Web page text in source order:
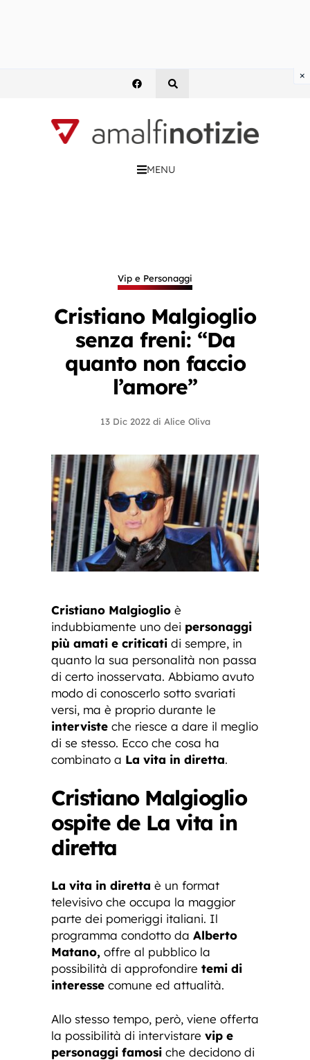
MENU
Vip e Personaggi
Cristiano Malgioglio
senza freni: “Da
quanto non faccio
l’amore”
13 Dic 2022 di Alice Oliva
Cristiano Malgioglio è
indubbiamente uno dei personaggi
più amati e criticati di sempre, in
quanto la sua personalità non passa
di certo inosservata. Abbiamo avuto
modo di conoscerlo sotto svariati
versi, ma è proprio durante le
interviste che riesce a dare il meglio
di se stesso. Ecco che cosa ha
combinato a La vita in diretta.
Cristiano Malgioglio
ospite de La vita in
diretta
La vita in diretta è un format
televisivo che occupa la maggior
parte dei pomeriggi italiani. Il
programma condotto da Alberto
Matano, offre al pubblico la
possibilità di approfondire temi di
interesse comune ed attualità.
Allo stesso tempo, però, viene offerta
la possibilità di intervistare vip e
personaggi famosi che decidono di
×